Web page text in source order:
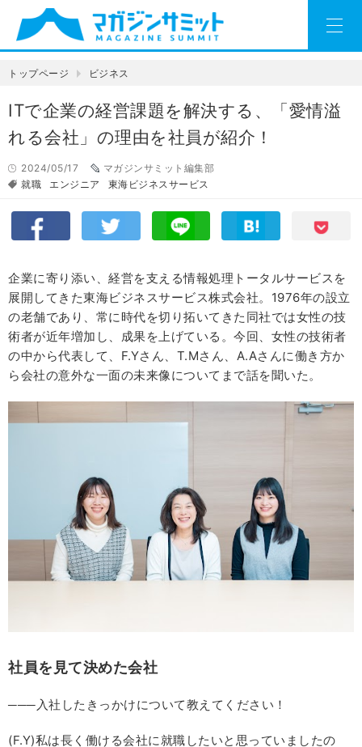
トップページ ビジネス
ITで企業の経営課題を解決する、「愛情溢
れる会社」の理由を社員が紹介！
2024/05/17
マガジンサミット編集部
就職
エンジニア 東海ビジネスサービス
企業に寄り添い、経営を支える情報処理トータルサービスを
展開してきた東海ビジネスサービス株式会社。1976年の設立
の老舗であり、常に時代を切り拓いてきた同社では女性の技
術者が近年増加し、成果を上げている。今回、女性の技術者
の中から代表して、F.Yさん、T.Mさん、A.Aさんに働き方か
ら会社の意外な一面の未来像についてまで話を聞いた。
社員を見て決めた会社
───入社したきっかけについて教えてください！
(F.Y)私は長く働ける会社に就職したいと思っていましたの